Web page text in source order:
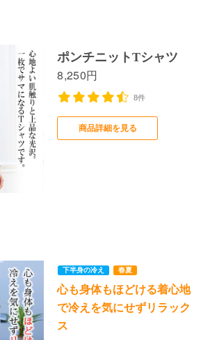
ポンチニットTシャツ
8,250円
8件
商品詳細を見る
心も身体もほどける着心地
で冷えを気にせずリラック
ス
寒くて眠れない 春夏